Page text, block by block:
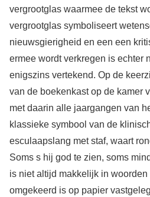
vergrootglas waarmee de tekst
vergrootglas symboliseert
nieuwsgierigheid en een een
ermee wordt verkregen is echter
enigszins vertekend. Op de
van de boekenkast op de kamer
met daarin alle jaargangen van
klassieke symbool van de
esculaapslang met staf, waart
Soms s hij god te zien, soms
is niet altijd makkelijk in woorden
omgekeerd is op papier